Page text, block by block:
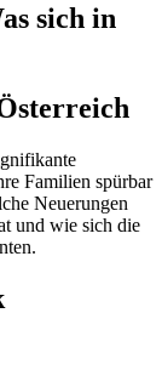
sich in
Familien spürbar
Neuerungen
und wie sich die